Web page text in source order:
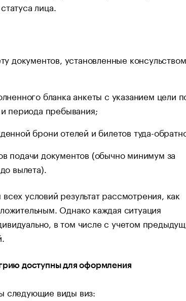
лица.
документов, установленные
бланка анкеты с указанием цели
периода пребывания;
брони отелей и билетов туда-
подачи документов (обычно минимум за
вылета).
условий результат рассмотрения, как
Однако каждая ситуация
в том числе с учетом
доступны для оформления
следующие виды виз: